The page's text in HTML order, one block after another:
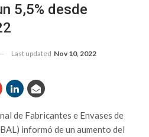
5,5% desde
Last updated Nov 10, 2022
de Fabricantes e Envases de
informó de un aumento del